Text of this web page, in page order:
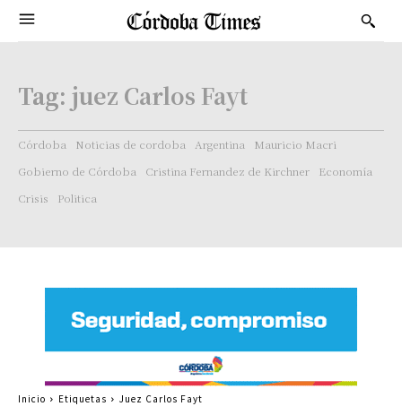
Tag: juez Carlos Fayt
Córdoba Noticias de cordoba Argentina
Mauricio Macri
Gobierno de Córdoba
Cristina Fernandez de Kirchner
Economía
Crisis
Politica
Inicio Etiquetas Juez Carlos Fayt